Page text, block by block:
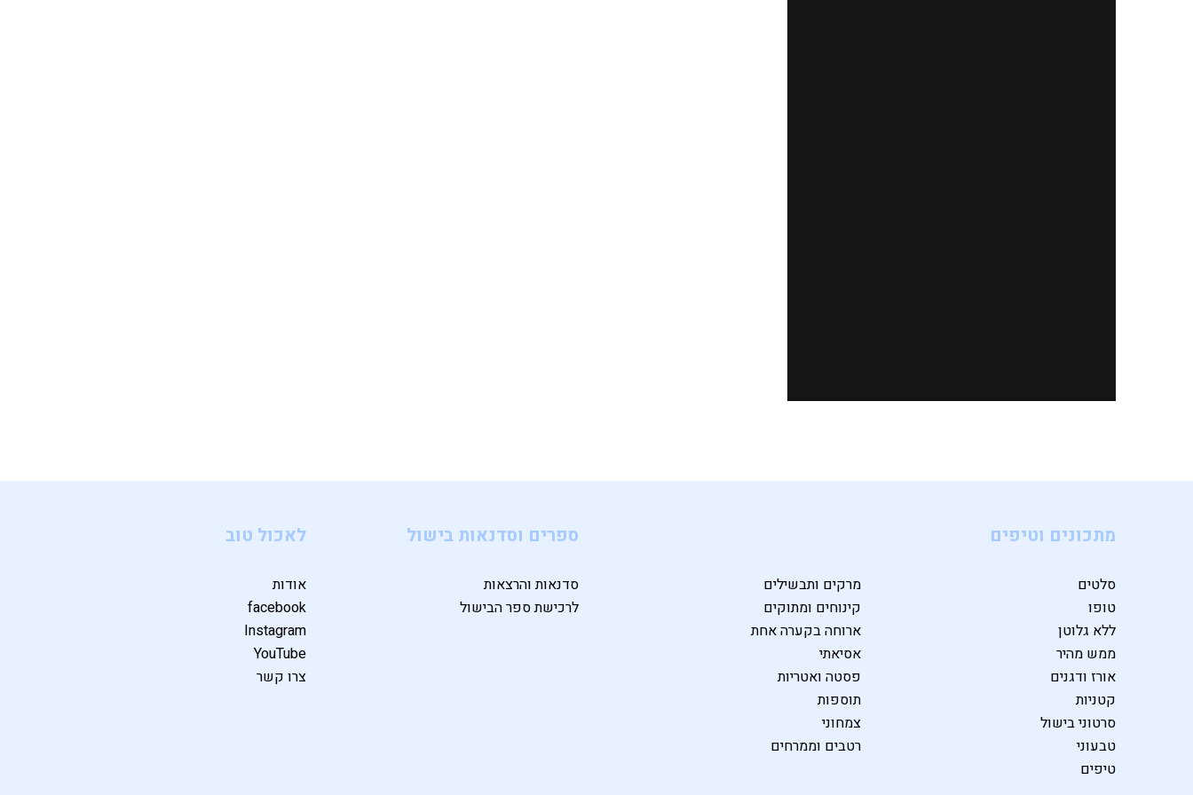
מתכונים וטיפים
סלטים
מרקים ותבשילים
טופו
קינוחים ומתוקים
ללא גלוטן
ארוחה בקערה אחת
ממש מהיר
אסיאתי
אורז ודגנים
פסטה ואטריות
קטניות
תוספות
סרטוני בישול
צמחוני
טבעוני
רטבים וממרחים
טיפים
ספרים וסדנאות בישול
סדנאות והרצאות
לרכישת ספר הבישול
לאכול טוב
אודות
facebook
Instagram
YouTube
צרו קשר